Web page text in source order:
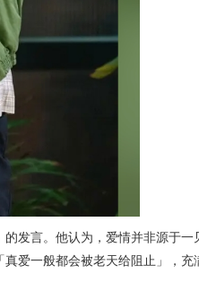
发言。他认为，爱情并非源于一
爱一般都会被老天给阻止」，充